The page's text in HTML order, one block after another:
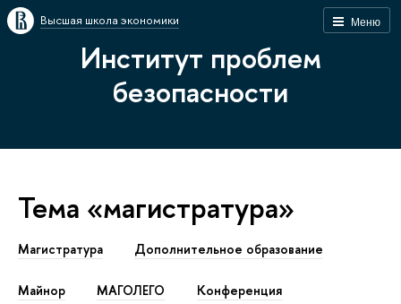
Меню
Высшая школа экономики
Институт проблем
безопасности
Тема «магистратура»
Магистратура Дополнительное образование
Майнор МАГОЛЕГО Конференция